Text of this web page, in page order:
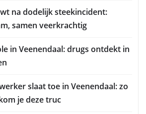
na dodelijk steekincident:
samen veerkrachtig
in Veenendaal: drugs ontdekt in
slaat toe in Veenendaal: zo
je deze truc